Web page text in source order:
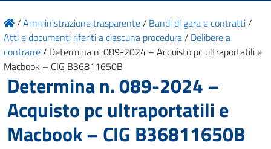
/Amministrazione trasparente/ Bandi di gara e contratti/
Atti e documenti riferiti a ciascuna procedura/ Delibere a
contrarre/ Determina n. 089-2024 – Acquisto pc ultraportatili e
Macbook – CIG B36811650B
Determina n. 089-2024 –
Acquisto pc ultraportatili e
Macbook – CIG B36811650B